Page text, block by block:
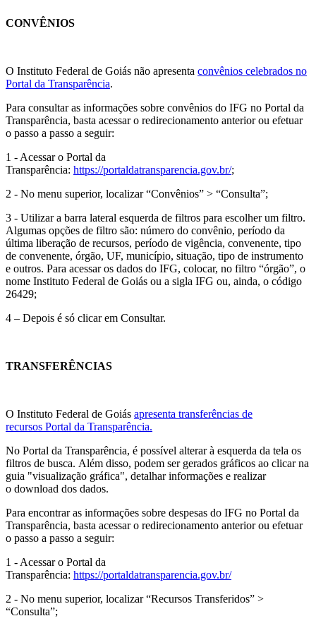
CONVÊNIOS
O Instituto Federal de Goiás não apresenta convênios celebrados no
Portal da Transparência.
Para consultar as informações sobre convênios do IFG no Portal da
Transparência, basta acessar o redirecionamento anterior ou efetuar
o passo a passo a seguir:
1 - Acessar o Portal da
Transparência: https://portaldatransparencia.gov.br/;
2 - No menu superior, localizar “Convênios” > “Consulta”;
3 - Utilizar a barra lateral esquerda de filtros para escolher um filtro.
Algumas opções de filtro são: número do convênio, período da
última liberação de recursos, período de vigência, convenente, tipo
de convenente, órgão, UF, município, situação, tipo de instrumento
e outros. Para acessar os dados do IFG, colocar, no filtro “órgão”, o
nome Instituto Federal de Goiás ou a sigla IFG ou, ainda, o código
26429;
4 – Depois é só clicar em Consultar.
TRANSFERÊNCIAS
O Instituto Federal de Goiás apresenta transferências de
recursos Portal da Transparência.
No Portal da Transparência, é possível alterar à esquerda da tela os
filtros de busca. Além disso, podem ser gerados gráficos ao clicar na
guia "visualização gráfica", detalhar informações e realizar
o download dos dados.
Para encontrar as informações sobre despesas do IFG no Portal da
Transparência, basta acessar o redirecionamento anterior ou efetuar
o passo a passo a seguir:
1 - Acessar o Portal da
Transparência: https://portaldatransparencia.gov.br/
2 - No menu superior, localizar “Recursos Transferidos” >
“Consulta”;